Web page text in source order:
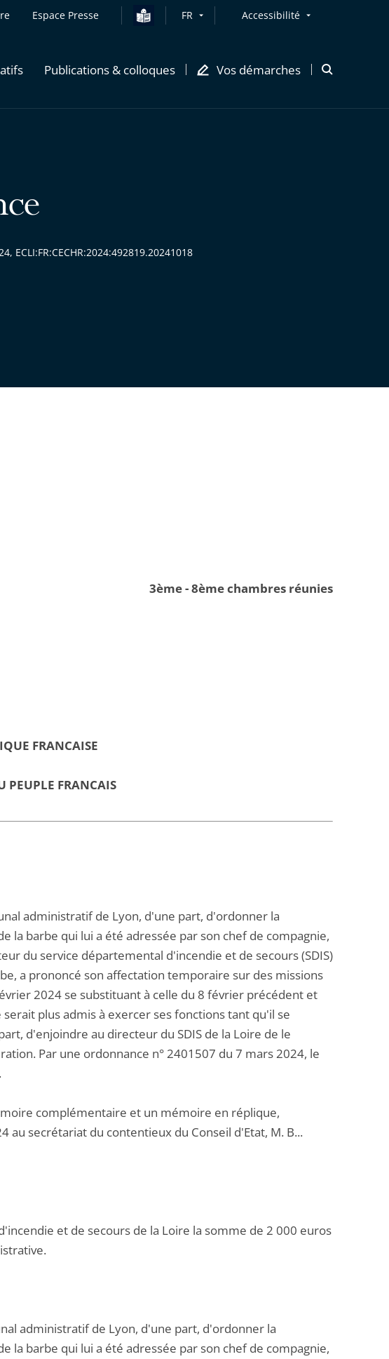
Espace Presse FR Accessibilité
Publications & colloques Vos démarches
Ouvrir
3ème - 8ème chambres réunies
FRANCAISE
PEUPLE FRANCAIS
administratif de Lyon, d'une part, d'ordonner la
la barbe qui lui a été adressée par son chef de compagnie,
du service départemental d'incendie et de secours (SDIS)
a prononcé son affectation temporaire sur des missions
2024 se substituant à celle du 8 février précédent et
plus admis à exercer ses fonctions tant qu'il se
d'enjoindre au directeur du SDIS de la Loire de le
Par une ordonnance n° 2401507 du 7 mars 2024, le
complémentaire et un mémoire en réplique,
secrétariat du contentieux du Conseil d'Etat, M. B...
et de secours de la Loire la somme de 2 000 euros
administratif de Lyon, d'une part, d'ordonner la
la barbe qui lui a été adressée par son chef de compagnie,